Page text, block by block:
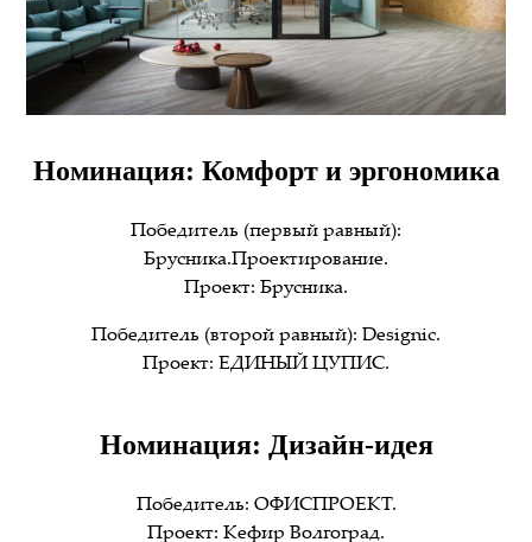
Номинация: Комфорт и эргономика
Победитель (первый равный):
Брусника.Проектирование.
Проект: Брусника.
Победитель (второй равный): Designic.
Проект: ЕДИНЫЙ ЦУПИС.
Номинация: Дизайн-идея
Победитель: ОФИСПРОЕКТ.
Проект: Кефир Волгоград.